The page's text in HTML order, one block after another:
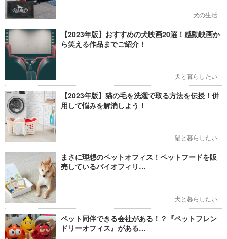
犬の生活
【2023年版】おすすめの犬映画20選！感動映画か
ら笑える作品までご紹介！
犬と暮らしたい
【2023年版】猫の毛を洗濯で取る方法を伝授！併
用して悩みを解消しよう！
猫と暮らしたい
まさに理想のペットオフィス！ペットフードを販
売しているバイオフィリ…
犬と暮らしたい
ペット同伴できる会社がある！？『ペットフレン
ドリーオフィス』がある…